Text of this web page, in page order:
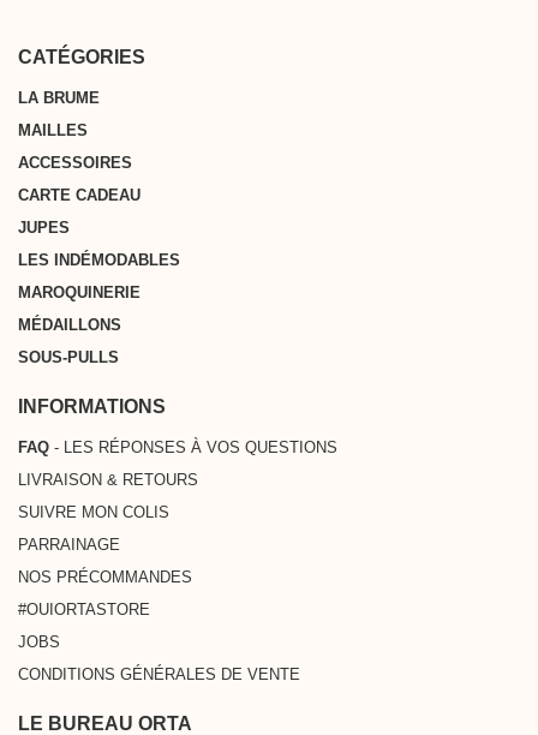
CATÉGORIES
LA BRUME
MAILLES
ACCESSOIRES
CARTE CADEAU
JUPES
LES INDÉMODABLES
MAROQUINERIE
MÉDAILLONS
SOUS-PULLS
INFORMATIONS
CONDITIONS GÉNÉRALES DE VENTE
LIVRAISON & RETOURS
NOS PRÉCOMMANDES
#OUIORTASTORE
PARRAINAGE
FAQ - LES RÉPONSES À VOS QUESTIONS
SUIVRE MON COLIS
JOBS
LE BUREAU ORTA